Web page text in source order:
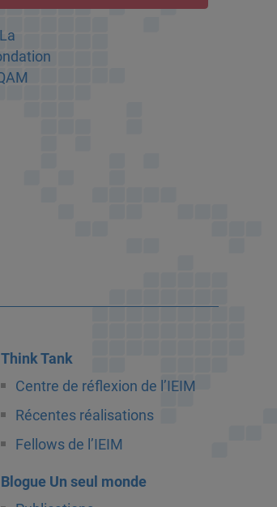
Think Tank
Centre de réflexion de l’IEIM
Récentes réalisations
Fellows de l’IEIM
Blogue Un seul monde